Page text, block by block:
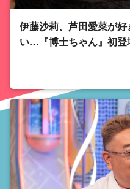
伊藤沙莉、芦田愛菜が
い…『博士ちゃん』初登